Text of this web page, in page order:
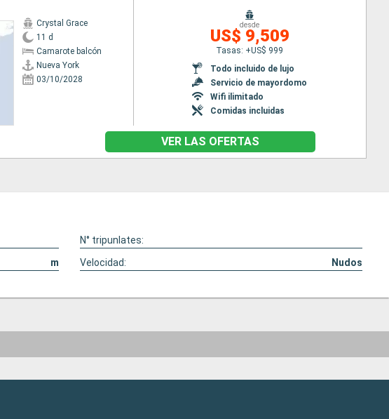
Crystal Grace
11 d
Camarote balcón
Nueva York
03/10/2028
desde
US$ 9,509
Tasas: +US$ 999
Todo incluido de lujo
Servicio de mayordomo
Wifi ilimitado
Comidas incluidas
VER LAS OFERTAS
N° tripunlates:
m Velocidad: Nudos